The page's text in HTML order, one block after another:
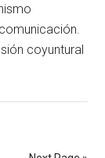
coyuntural